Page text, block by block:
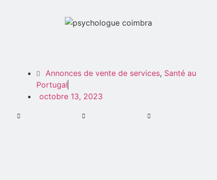
Annonces de vente de services, Santé au
Portugal
octobre 13, 2023